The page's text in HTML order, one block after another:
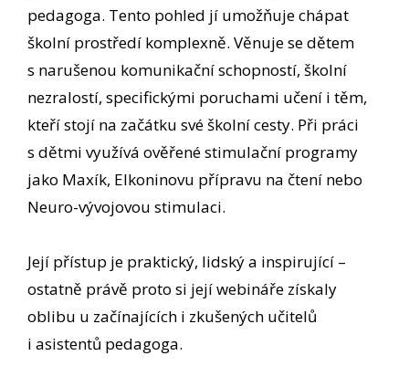
pedagoga. Tento pohled jí umožňuje chápat
školní prostředí komplexně. Věnuje se dětem
s narušenou komunikační schopností, školní
nezralostí, specifickými poruchami učení i těm,
kteří stojí na začátku své školní cesty. Při práci
s dětmi využívá ověřené stimulační programy
jako Maxík, Elkoninovu přípravu na čtení nebo
Neuro-vývojovou stimulaci.
Její přístup je praktický, lidský a inspirující –
ostatně právě proto si její webináře získaly
oblibu u začínajících i zkušených učitelů
i asistentů pedagoga.